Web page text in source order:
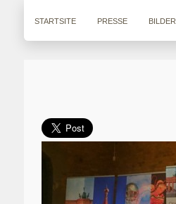
STARTSITE PRESSE BILDER